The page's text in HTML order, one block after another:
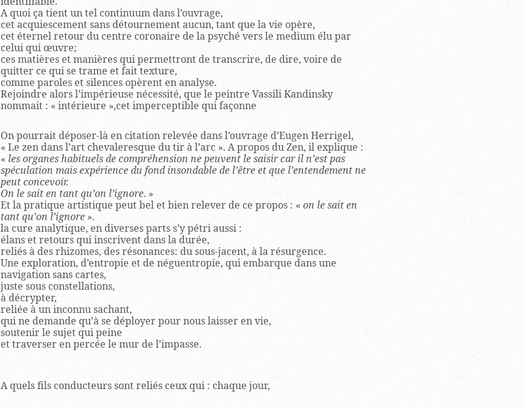
A quoi ça tient un tel continuum dans l’ouvrage,
cet acquiescement sans détournement aucun, tant que la vie opère,
cet éternel retour du centre coronaire de la psyché vers le medium élu par
celui qui œuvre;
ces matières et manières qui permettront de transcrire, de dire, voire de
quitter ce qui se trame et fait texture,
comme paroles et silences opèrent en analyse.
Rejoindre alors l’impérieuse nécessité, que le peintre Vassili Kandinsky
nommait : « intérieure »,cet imperceptible qui façonne
On pourrait déposer-là en citation relevée dans l’ouvrage d’Eugen Herrigel,
« Le zen dans l’art chevaleresque du tir à l’arc ». A propos du Zen, il explique :
« les organes habituels de compréhension ne peuvent le saisir car il n’est pas
spéculation mais expérience du fond insondable de l’être et que l’entendement ne
peut concevoir.
On le sait en tant qu’on l’ignore. »
Et la pratique artistique peut bel et bien relever de ce propos : « on le sait en
tant qu’on l’ignore ».
la cure analytique, en diverses parts s’y pétri aussi :
élans et retours qui inscrivent dans la durée,
reliés à des rhizomes, des résonances: du sous-jacent, à la résurgence.
Une exploration, d’entropie et de néguentropie, qui embarque dans une
navigation sans cartes,
juste sous constellations,
à décrypter,
reliée à un inconnu sachant,
qui ne demande qu’à se déployer pour nous laisser en vie,
soutenir le sujet qui peine
et traverser en percée le mur de l’impasse.
A quels fils conducteurs sont reliés ceux qui : chaque jour,